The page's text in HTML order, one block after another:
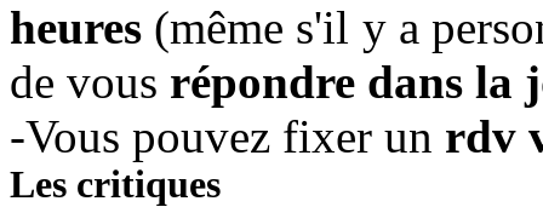
heures (même s'il y a
de vous répondre dans la
-Vous pouvez fixer un rdv
Les critiques